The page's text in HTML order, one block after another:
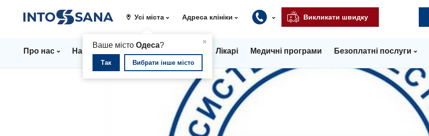
Усі міста
×
Ваше місто Одеса?
Так Вибрати інше місто
Адреса клініки Викликати швидку
Про нас Напрямки Стаціонар Лікарі Медичні програми Безоплатні послуги